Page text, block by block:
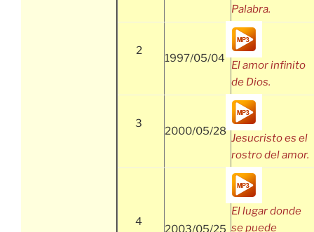
Palabra.
2
1997/05/04
El amor infinito
de Dios.
3
2000/05/28
Jesucristo es el
rostro del amor.
4
2003/05/25
El lugar donde
se puede